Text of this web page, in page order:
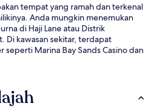
tempat yang ramah dan terkenal
Anda mungkin menemukan
di Haji Lane atau Distrik
Di kawasan sekitar, terdapat
Marina Bay Sands Casino dan